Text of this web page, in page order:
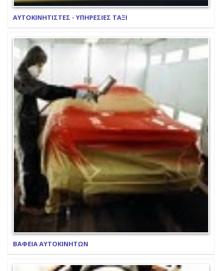
ΑΥΤΟΚΙΝΗΤΙΣΤΕΣ - ΥΠΗΡΕΣΙΕΣ ΤΑΞΙ
ΒΑΦΕΙΑ ΑΥΤΟΚΙΝΗΤΩΝ